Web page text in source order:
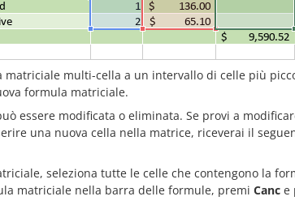
matriciale multi-cella a un intervallo di celle più
formula matriciale.
essere modificata o eliminata. Se provi a
una nuova cella nella matrice, riceverai il
seleziona tutte le celle che contengono la
matriciale nella barra delle formule, premi Canc e